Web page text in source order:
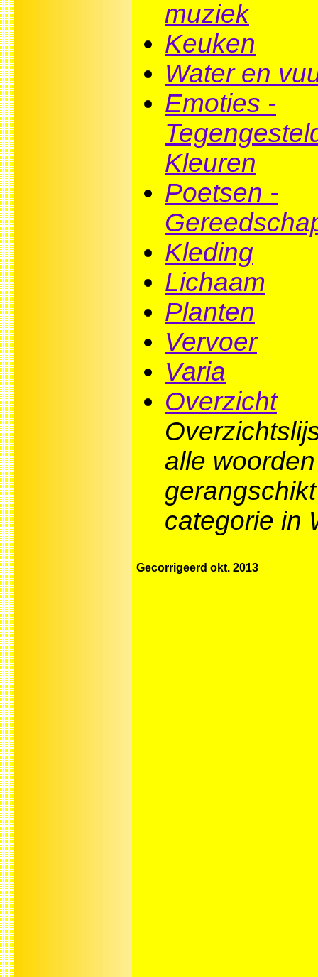
muziek
Keuken
Water en
Emoties -
Kleuren
Poetsen -
Kleding
Lichaam
Planten
Vervoer
Varia
Overzicht
alle woorden
categorie in
Gecorrigeerd okt. 2013